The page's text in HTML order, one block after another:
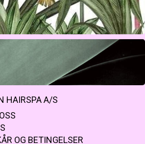
HAIRSPA A/S
OG BETINGELSER